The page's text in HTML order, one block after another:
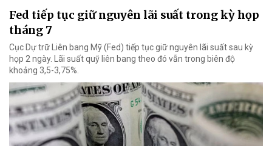
Fed tiếp tục giữ nguyên lãi suất trong kỳ họp
tháng 7
Cục Dự trữ Liên bang Mỹ (Fed) tiếp tục giữ nguyên lãi suất sau kỳ
họp 2 ngày. Lãi suất quỹ liên bang theo đó vẫn trong biên độ
khoảng 3,5-3,75%.